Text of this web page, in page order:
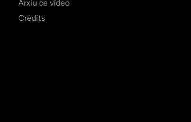
Arxiu de vídeo
Crèdits